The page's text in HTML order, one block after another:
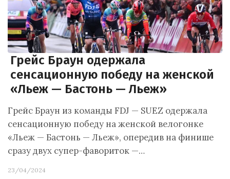
Грейс Браун одержала
сенсационную победу на женской
«Льеж — Бастонь — Льеж»
Грейс Браун из команды FDJ — SUEZ одержала
сенсационную победу на женской велогонке
«Льеж — Бастонь — Льеж», опередив на финише
сразу двух супер-фавориток —…
23/04/2024